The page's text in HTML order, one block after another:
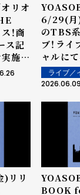
リオ
！商
ス記
施決
6/29(月
のTBS
ブ！ライ
ャルに
ブ"に出
露の最新
ライブ／
2026.06.09
リリ
YOASOBI 4th EP
BOOK